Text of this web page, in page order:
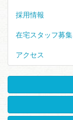
採用情報
在宅スタッフ募集
アクセス